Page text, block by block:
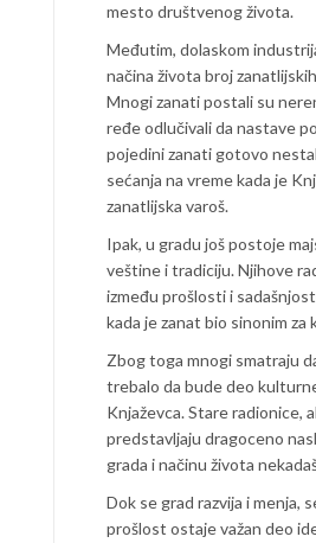
mesto društvenog života.
Međutim, dolaskom
načina života broj
Mnogi zanati postali su
ređe odlučivali da nastave
pojedini zanati gotovo
sećanja na vreme kada je
zanatlijska varoš.
Ipak, u gradu još postoje
veštine i tradiciju. Njihove
između prošlosti i
kada je zanat bio sinonim
Zbog toga mnogi smatraju
trebalo da bude deo
Knjaževca. Stare radionice,
predstavljaju dragoceno
grada i načinu života
Dok se grad razvija i menja,
prošlost ostaje važan deo